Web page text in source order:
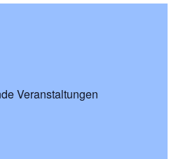
Veranstaltungen